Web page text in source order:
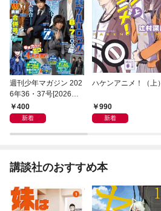
週刊少年マガジン 202
6年36・37号[2026年8
月5日発売]
400
新着
ハケンアニメ！（上）
990
新着
講談社のおすすめ本